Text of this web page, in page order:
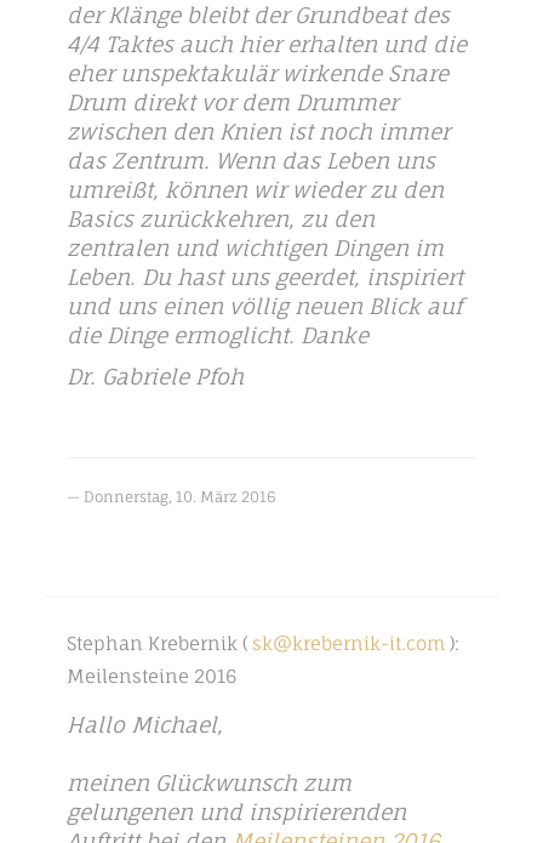
der Klänge bleibt der Grundbeat des
4/4 Taktes auch hier erhalten und die
eher unspektakulär wirkende Snare
Drum direkt vor dem Drummer
zwischen den Knien ist noch immer
das Zentrum. Wenn das Leben uns
umreißt, können wir wieder zu den
Basics zurückkehren, zu den
zentralen und wichtigen Dingen im
Leben. Du hast uns geerdet, inspiriert
und uns einen völlig neuen Blick auf
die Dinge ermoglicht. Danke
Dr. Gabriele Pfoh
Donnerstag, 10. März 2016
Stephan Krebernik ( sk@krebernik-it.com ):
Meilensteine 2016
Hallo Michael,
meinen Glückwunsch zum
gelungenen und inspirierenden